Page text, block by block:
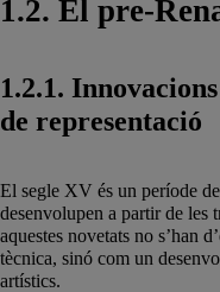
1.2. El pre-
1.2.1.
de representació
El segle XV és un període
desenvolupen a partir de
aquestes novetats no s’han
tècnica, sinó com un
artístics.